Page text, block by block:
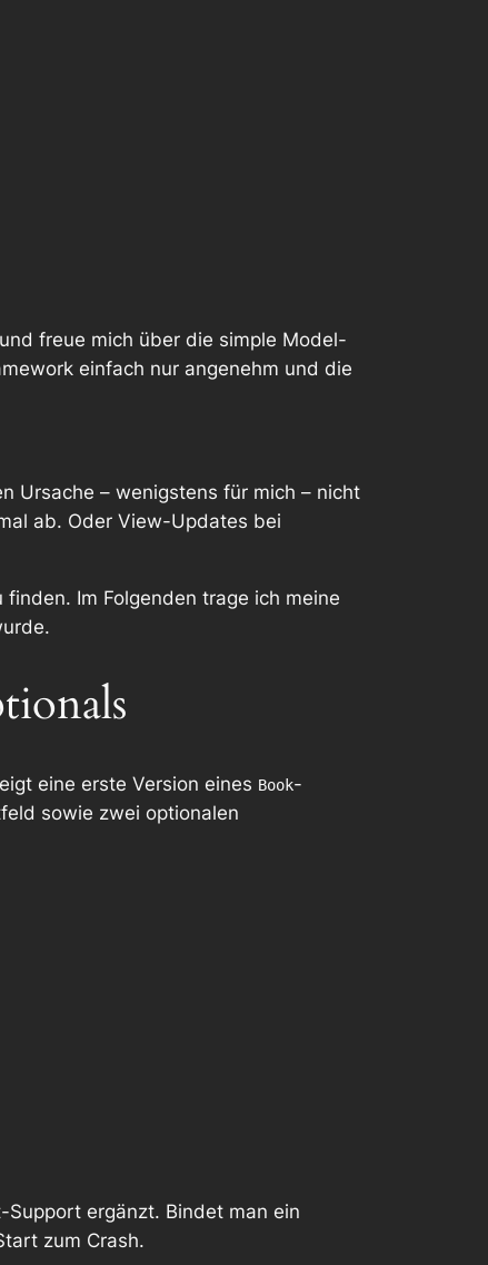
freue mich über die simple Model-
einfach nur angenehm und die
Ursache – wenigstens für mich – nicht
ab. Oder View-Updates bei
Im Folgenden trage ich meine
eine erste Version eines Book-
sowie zwei optionalen
ergänzt. Bindet man ein
zum Crash.